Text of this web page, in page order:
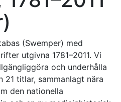
(Swemper) med
utgivna 1781–2011. Vi
och underhålla
titlar, sammanlagt nära
den nationella